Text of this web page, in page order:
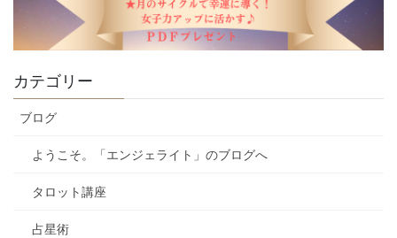
カテゴリー
ブログ
ようこそ。「エンジェライト」のブログへ
タロット講座
占星術